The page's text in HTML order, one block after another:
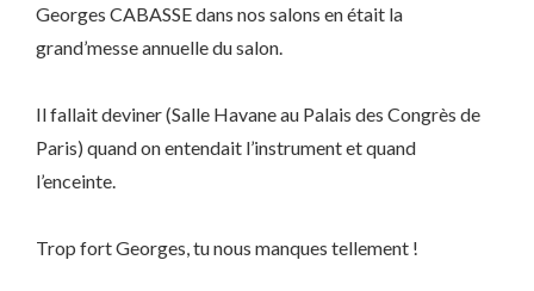
Georges CABASSE dans nos salons en était la
grand’messe annuelle du salon.
Il fallait deviner (Salle Havane au Palais des Congrès de
Paris) quand on entendait l’instrument et quand
l’enceinte.
Trop fort Georges, tu nous manques tellement !